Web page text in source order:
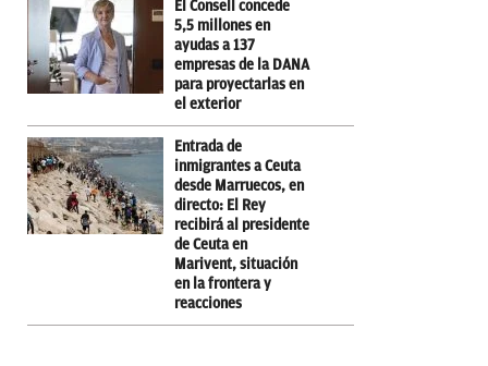
El Consell concede
5,5 millones en
ayudas a 137
empresas de la DANA
para proyectarlas en
el exterior
Entrada de
inmigrantes a Ceuta
desde Marruecos, en
directo: El Rey
recibirá al presidente
de Ceuta en
Marivent, situación
en la frontera y
reacciones